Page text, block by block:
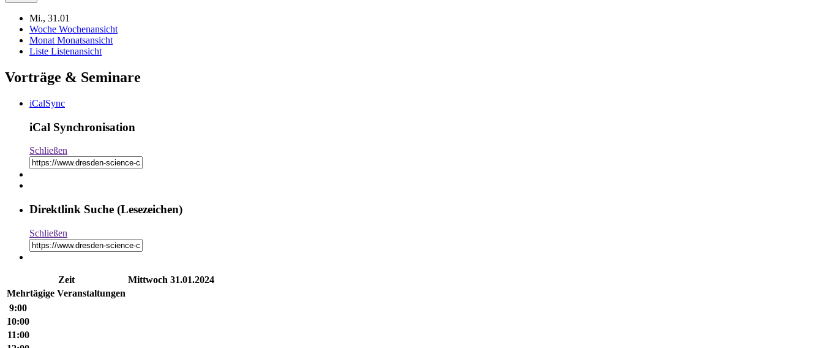
Mi., 31.01
Woche Wochenansicht
Monat Monatsansicht
Liste Listenansicht
Vorträge & Seminare
iCalSync
iCal Synchronisation
Schließen
Direktlink Suche (Lesezeichen)
Schließen
Zeit Mittwoch 31.01.2024
Mehr­tä­gige Ver­an­stal­tungen
9:00
10:00
11:00